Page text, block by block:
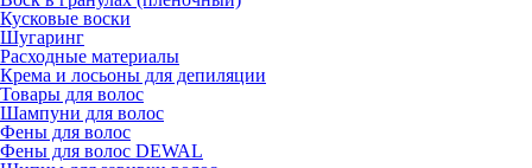
Кусковые воски
Шугаринг
Расходные материалы
Крема и лосьоны для депиляции
Товары для волос
Шампуни для волос
Фены для волос
Фены для волос DEWAL